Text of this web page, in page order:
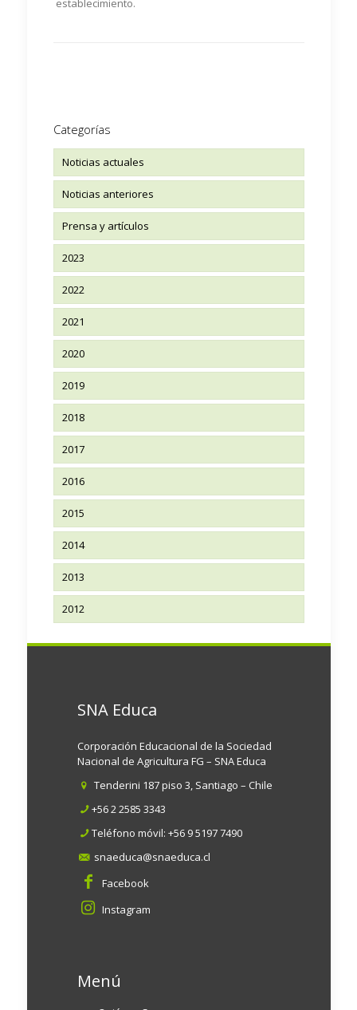
establecimiento.
Categorías
Noticias actuales
Noticias anteriores
Prensa y artículos
2023
2022
2021
2020
2019
2018
2017
2016
2015
2014
2013
2012
SNA Educa
Corporación Educacional de la Sociedad
Nacional de Agricultura FG – SNA Educa
Tenderini 187 piso 3, Santiago – Chile
+56 2 2585 3343
Teléfono móvil: +56 9 5197 7490
snaeduca@snaeduca.cl
Facebook
Instagram
Menú